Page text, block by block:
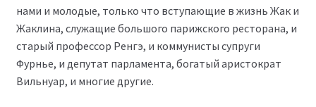
нами и молодые, только что вступающие в жизнь Жак и
Жаклина, служащие большого парижского ресторана, и
старый профессор Ренгэ, и коммунисты супруги
Фурнье, и депутат парламента, богатый аристократ
Вильнуар, и многие другие.